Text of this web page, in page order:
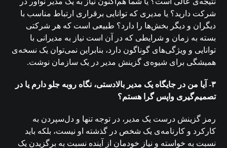
شرکت دارید؟ یا مدیری که توانایی برقراری ارتباط مناسب با
دیگران و دیگر بخش‌ها را دارد؟ طبیعی است که هر شرکتی
بسته به زمان و شرایطی که در آن است نیاز به مدیرانی با
توانایی و ویژگی‌های گوناگون دارد، بنابراین نمی‌توان یک نسخه‌ی
همیشگی برای شیوه‌ی گزینش مدیر در یک سازمان نوشت.
۳- آیا من در جایگاه یک مدیر بالادستی، نگاه روبه جلو دارم یا در
تصمیم‌گیری واپس گرا هستم؟
رمز گزینش درست یک مدیر، در توجه تنها و دل‌سپردن به
کارکرد و کارنامه‌ی یک شخص در گذشته او نیست، بلکه باید
نسبت به خواسته و نیاز خودمان از آینده نسبت به برگزیدن یک